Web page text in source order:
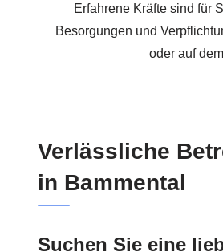
Erfahrene Kräfte sind für
Besorgungen und
oder auf
Verlässliche
in Bammental
Suchen Sie eine